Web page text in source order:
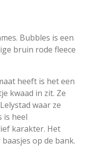
Bubbles is een
bruin rode fleece
heeft is het een
kwaad in zit. Ze
waar ze
is heel
karakter. Het
op de bank.